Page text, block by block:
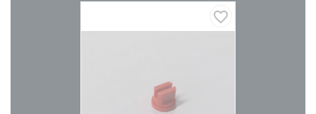
favorite_border